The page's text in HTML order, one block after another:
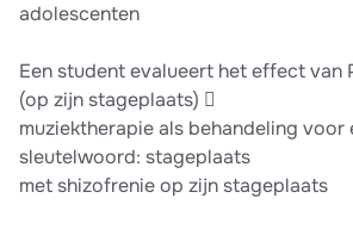
adolescenten
Een student evalueert het effect van
(op zijn stageplaats) 
muziektherapie als behandeling voor
sleutelwoord: stageplaats
met shizofrenie op zijn stageplaats